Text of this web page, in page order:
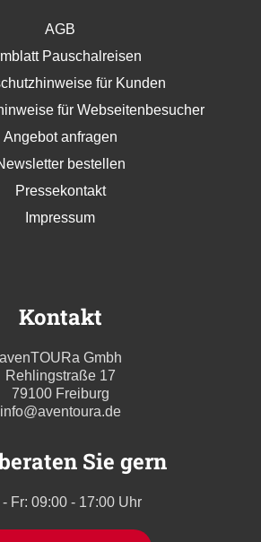
AGB
Pauschalreisen
für Kunden
für Webseitenbesucher
Angebot anfragen
bestellen
Pressekontakt
Impressum
Kontakt
avenTOURa Gmbh
Rehlingstraße 17
79100 Freiburg
info@aventoura.de
Sie gern
- Fr: 09:00 - 17:00 Uhr